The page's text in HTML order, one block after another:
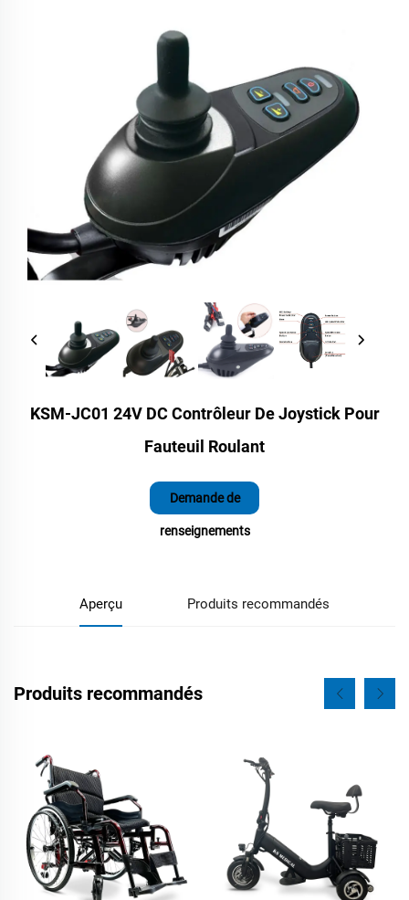
KSM-JC01 24V DC Contrôleur De Joystick Pour
Fauteuil Roulant
Demande de
renseignements
Aperçu Produits recommandés
Produits recommandés